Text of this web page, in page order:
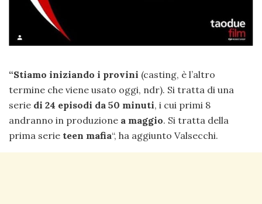
“Stiamo iniziando i provini (casting, è l’altro
termine che viene usato oggi, ndr). Si tratta di una
serie di 24 episodi da 50 minuti, i cui primi 8
andranno in produzione a maggio. Si tratta della
prima serie teen mafia“, ha aggiunto Valsecchi.